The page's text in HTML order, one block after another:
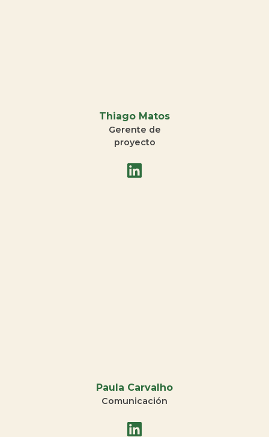
Thiago Matos
Gerente de
proyecto
Paula Carvalho
Comunicación